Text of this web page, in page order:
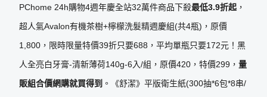
PChome 24h購物4週年慶全站32萬件商品下殺最低3.9折起 ，
超人氣Avalon有機茶樹+檸檬洗髮精週慶組(共4瓶)，原價
1,800，限時限量特價39折只要688，平均單瓶只要172元！黑
人全亮白牙膏-清新薄荷140g-6入/組，原價420，特價299，量
販組合價網購就買得到 。《舒潔》平版衛生紙(300抽*6包*8串/